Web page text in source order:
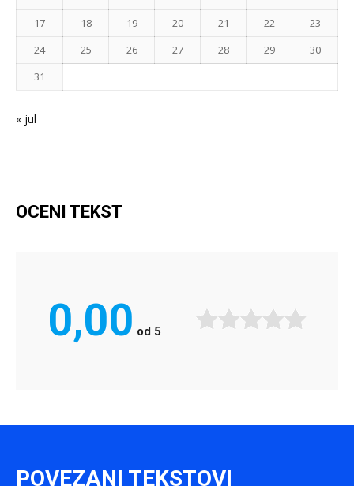
17
18 19 20 21 22
23
24
25 26 27 28 29
30
31
« jul
OCENI TEKST
0,00 od 5
POVEZANI TEKSTOVI